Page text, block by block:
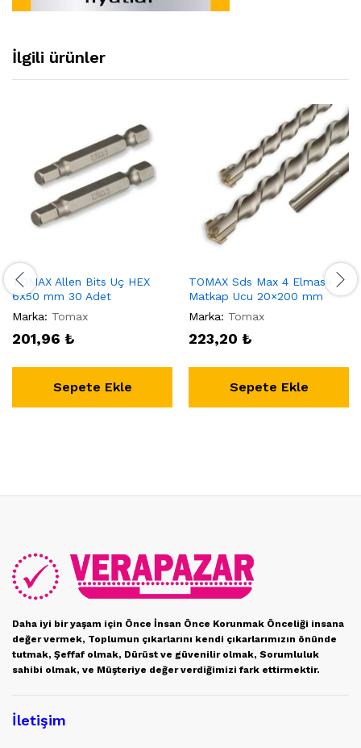
İlgili ürünler
TOMAX Allen Bits Uç HEX
6X50 mm 30 Adet
Marka: Tomax
201,96 ₺
Sepete Ekle
TOMAX Sds Max 4 Elmaslı
Matkap Ucu 20×200 mm
Marka: Tomax
223,20 ₺
Sepete Ekle
Daha iyi bir yaşam için Önce İnsan Önce Korunmak Önceliği insana
değer vermek, Toplumun çıkarlarını kendi çıkarlarımızın önünde
tutmak, Şeffaf olmak, Dürüst ve güvenilir olmak, Sorumluluk
sahibi olmak, ve Müşteriye değer verdiğimizi fark ettirmektir.
İletişim